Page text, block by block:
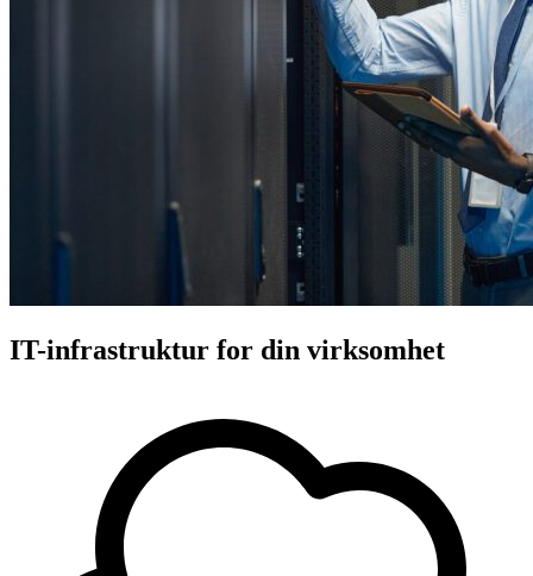
IT-infrastruktur for din virksomhet